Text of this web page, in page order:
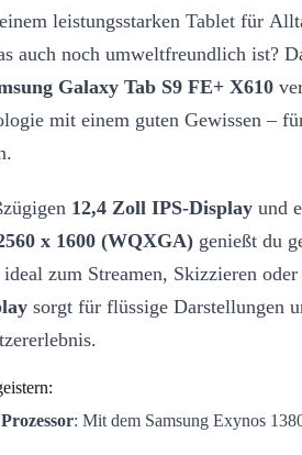
leistungsstarken Tablet für
auch noch umweltfreundlich ist?
Galaxy Tab S9 FE+ X610
mit einem guten Gewissen –
12,4 Zoll IPS-Display und
x 1600 (WQXGA) genießt du
zum Streamen, Skizzieren
sorgt für flüssige Darstellungen
: Mit dem Samsung Exynos